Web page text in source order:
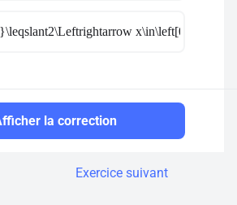
la correction
Exercice suivant